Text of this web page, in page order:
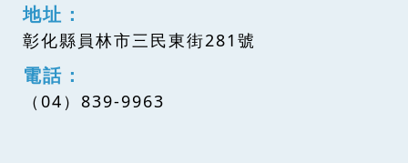
地址：
彰化縣員林市三民東街281號
電話：
（04）839-9963